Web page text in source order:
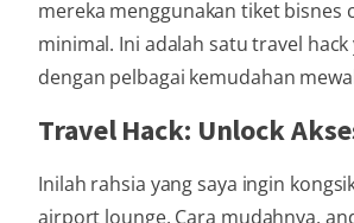
mereka menggunakan tiket bisnes
minimal. Ini adalah satu travel
dengan pelbagai kemudahan
Travel Hack: Unlock
Inilah rahsia yang saya ingin
airport lounge. Cara mudahnya,